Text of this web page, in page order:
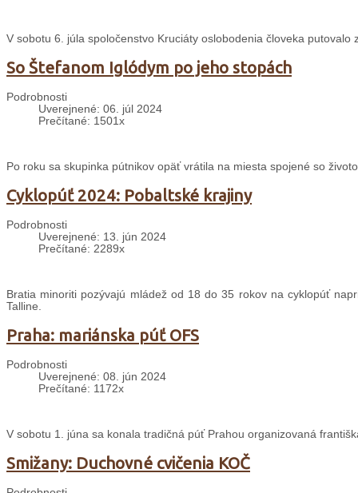
V sobotu 6. júla spoločenstvo Kruciáty oslobodenia človeka putovalo
So Štefanom Iglódym po jeho stopách
Podrobnosti
Uverejnené: 06. júl 2024
Prečítané: 1501x
Po roku sa skupinka pútnikov opäť vrátila na miesta spojené so
Cyklopúť 2024: Pobaltské krajiny
Podrobnosti
Uverejnené: 13. jún 2024
Prečítané: 2289x
Bratia minoriti pozývajú mládež od 18 do 35 rokov na cyklopúť
Talline.
Praha: mariánska púť OFS
Podrobnosti
Uverejnené: 08. jún 2024
Prečítané: 1172x
V sobotu 1. júna sa konala tradičná púť Prahou organizovaná
Smižany: Duchovné cvičenia KOČ